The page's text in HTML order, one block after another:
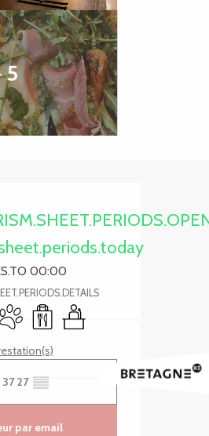
5
00:00
Animaux acceptés
Vente à emporter
Séminaires
27 ▒▒
par email